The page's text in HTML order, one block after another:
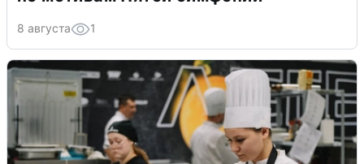
8 августа 1